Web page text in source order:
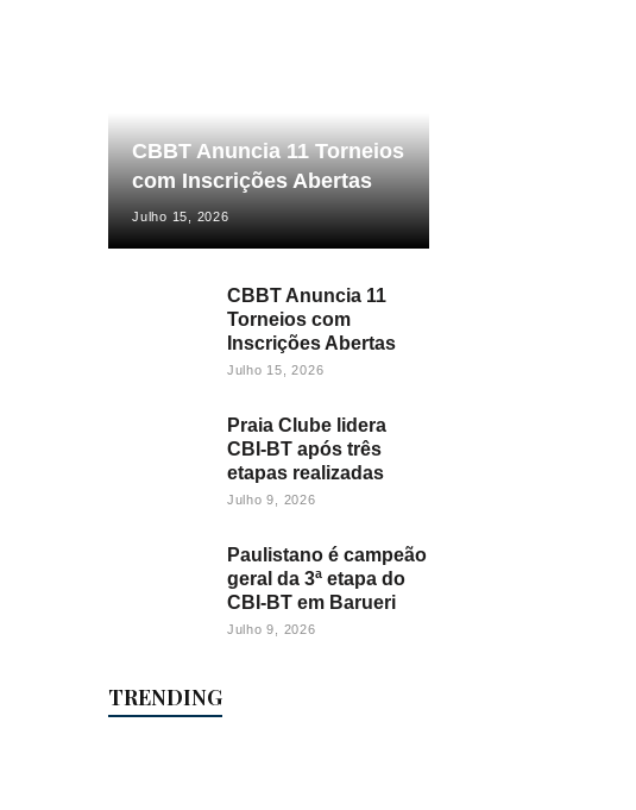
CBBT Anuncia 11 Torneios
com Inscrições Abertas
Julho 15, 2026
CBBT Anuncia 11
Torneios com
Inscrições Abertas
Julho 15, 2026
Praia Clube lidera
CBI-BT após três
etapas realizadas
Julho 9, 2026
Paulistano é campeão
geral da 3ª etapa do
CBI-BT em Barueri
Julho 9, 2026
TRENDING